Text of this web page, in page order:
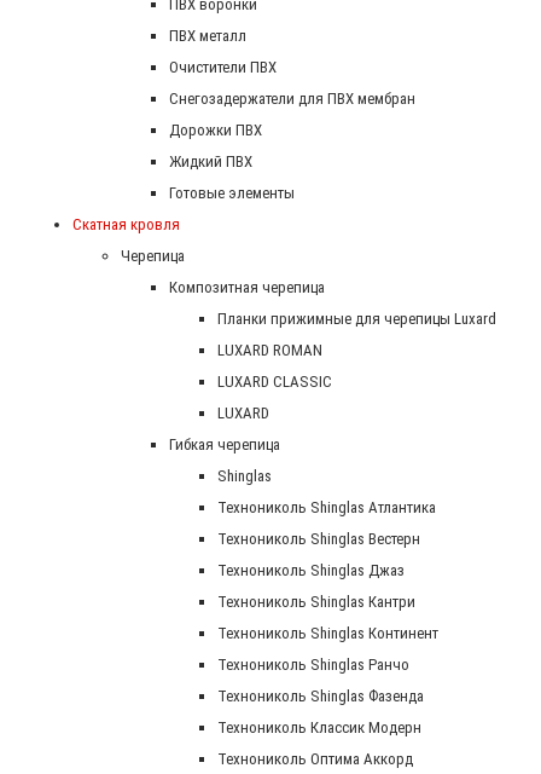
ПВХ воронки
ПВХ металл
Очистители ПВХ
Снегозадержатели для ПВХ мембран
Дорожки ПВХ
Жидкий ПВХ
Готовые элементы
Скатная кровля
Черепица
Композитная черепица
Планки прижимные для черепицы Luxard
LUXARD ROMAN
LUXARD CLASSIC
LUXARD
Гибкая черепица
Shinglas
Технониколь Shinglas Атлантика
Технониколь Shinglas Вестерн
Технониколь Shinglas Джаз
Технониколь Shinglas Кантри
Технониколь Shinglas Континент
Технониколь Shinglas Ранчо
Технониколь Shinglas Фазенда
Технониколь Классик Модерн
Технониколь Оптима Аккорд